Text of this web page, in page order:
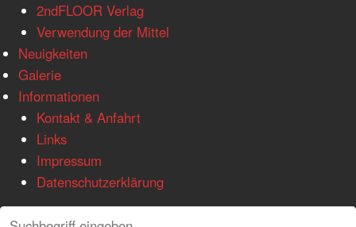
2ndFLOOR Verlag
Verwendung der Mittel
Neuigkeiten
Galerie
Informationen
Kontakt & Anfahrt
Links
Impressum
Datenschutzerklärung
Search
Search